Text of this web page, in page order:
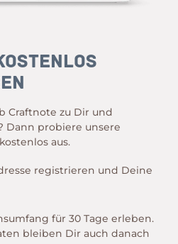
Craftnote zu Dir und
Dann probiere unsere
aus.
registrieren und Deine
für 30 Tage erleben.
bleiben Dir auch danach